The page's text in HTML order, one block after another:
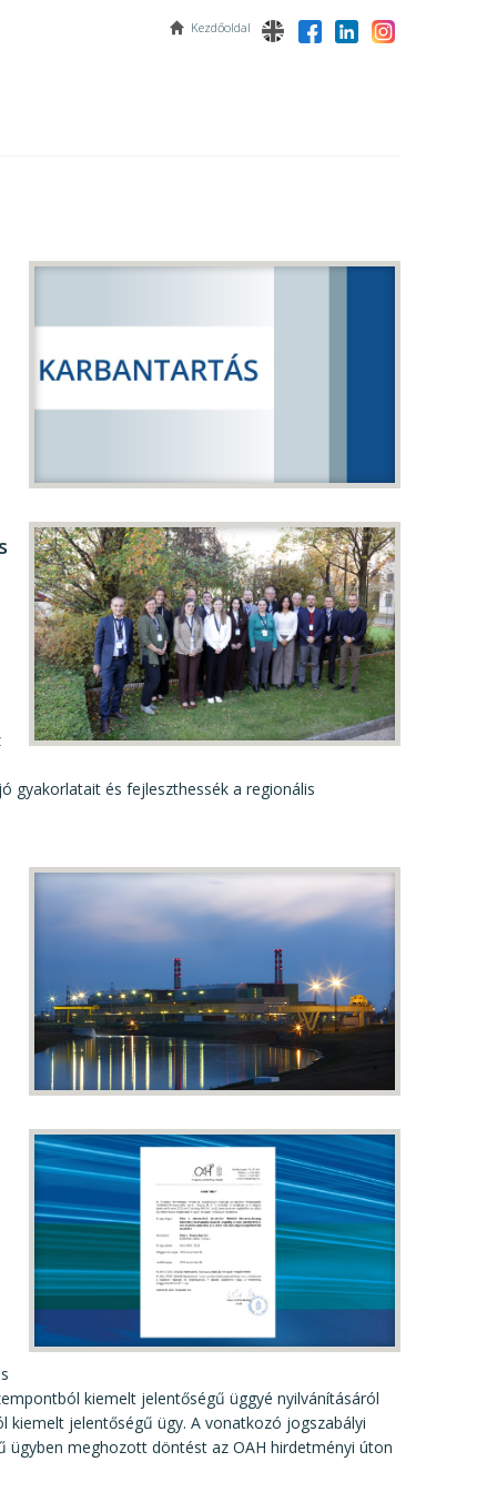
Kezdőoldal
gyakorlatait és fejleszthessék a regionális
kiemelt jelentőségű üggyé nyilvánításáról
kiemelt jelentőségű ügy. A vonatkozó jogszabályi
meghozott döntést az OAH hirdetményi úton